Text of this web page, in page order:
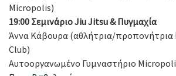
Micropolis)
19:00 ΣεμινάριοJiuJitsu& Πυγμαχία
Άννα Κάβουρα (αθλήτρια/προπονήτρια
Club)
Αυτοοργανωμένο Γυμναστήριο